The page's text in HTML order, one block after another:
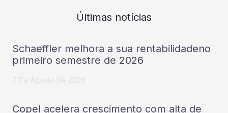
Últimas notícias
Schaeffler melhora a sua rentabilidadeno
primeiro semestre de 2026
Copel acelera crescimento com alta de